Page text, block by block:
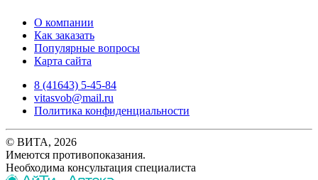
О компании
Как заказать
Популярные вопросы
Карта сайта
8 (41643) 5-45-84
vitasvob@mail.ru
Политика конфиденциальности
© ВИТА, 2026
Имеются противопоказания.
Необходима консультация специалиста